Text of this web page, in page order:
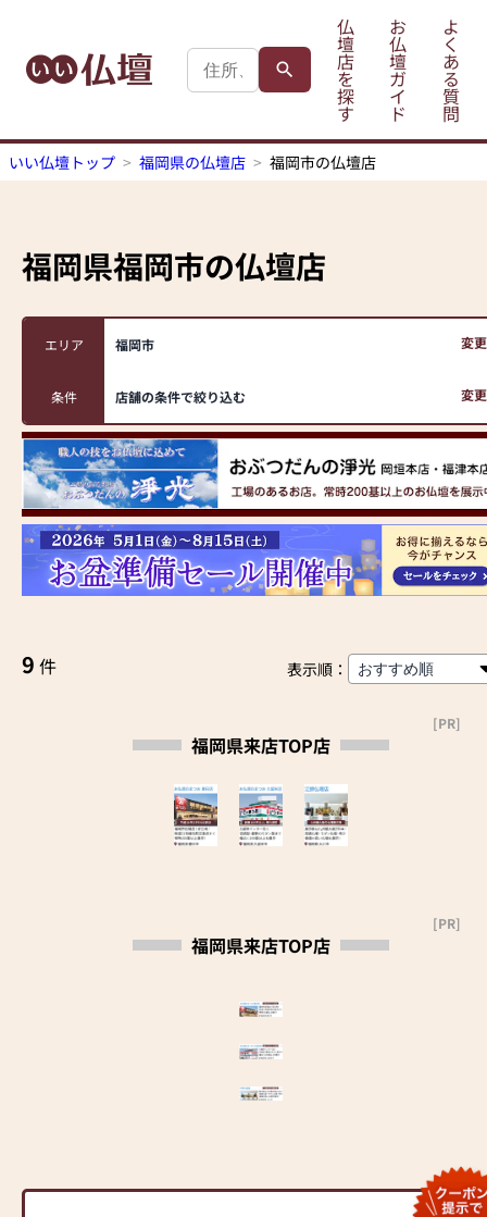
仏
壇
店
を
探
す
お
仏
壇
ガ
イ
ド
よ
く
あ
る
質
問
いい仏壇トップ 福岡県の仏壇店 福岡市の仏壇店
福岡県福岡市の仏壇店
エリア 福岡市 変更
条件 店舗の条件で絞り込む 変更
9 件 表示順：
福岡県来店TOP店
[PR]
福岡県来店TOP店
[PR]